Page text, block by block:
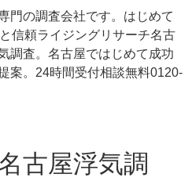
古屋浮気調